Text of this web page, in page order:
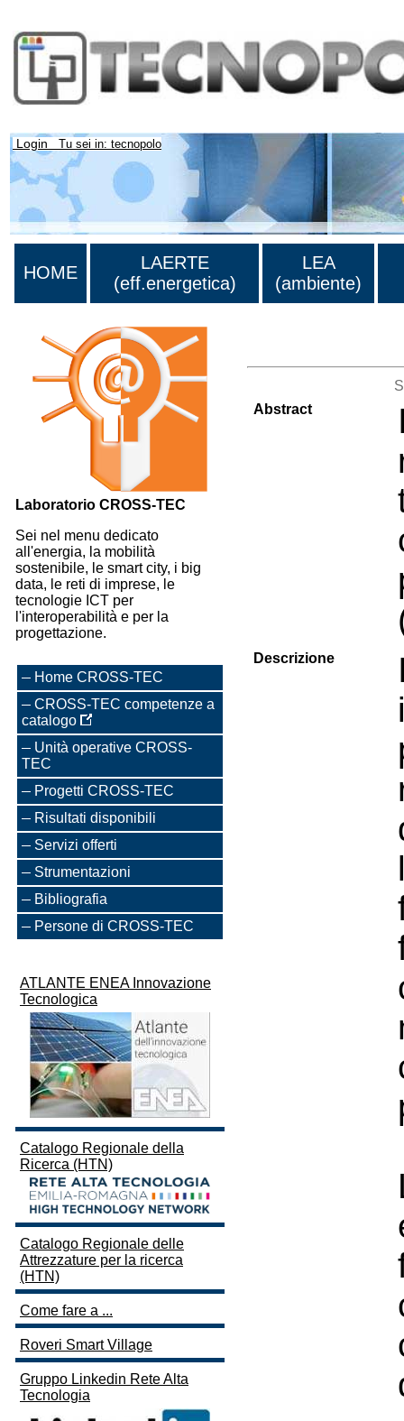
Login Tu sei in: tecnopolo
HOME
LAERTE
(eff.energetica)
LEA
(ambiente)
Laboratorio CROSS-TEC
Sei nel menu dedicato
all'energia, la mobilità
sostenibile, le smart city, i big
data, le reti di imprese, le
tecnologie ICT per
l'interoperabilità e per la
progettazione.
Home CROSS-TEC
CROSS-TEC competenze a
catalogo
Unità operative CROSS-
TEC
Progetti CROSS-TEC
Risultati disponibili
Servizi offerti
Strumentazioni
Bibliografia
Persone di CROSS-TEC
ATLANTE ENEA Innovazione
Tecnologica
Catalogo Regionale della
Ricerca (HTN)
Catalogo Regionale delle
Attrezzature per la ricerca
(HTN)
Come fare a ...
Roveri Smart Village
Gruppo Linkedin Rete Alta
Tecnologia
Abstract
Descrizione